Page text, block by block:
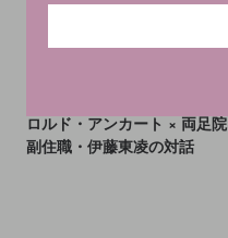
ロルド・アンカート × 両足院
副住職・伊藤東凌の対話